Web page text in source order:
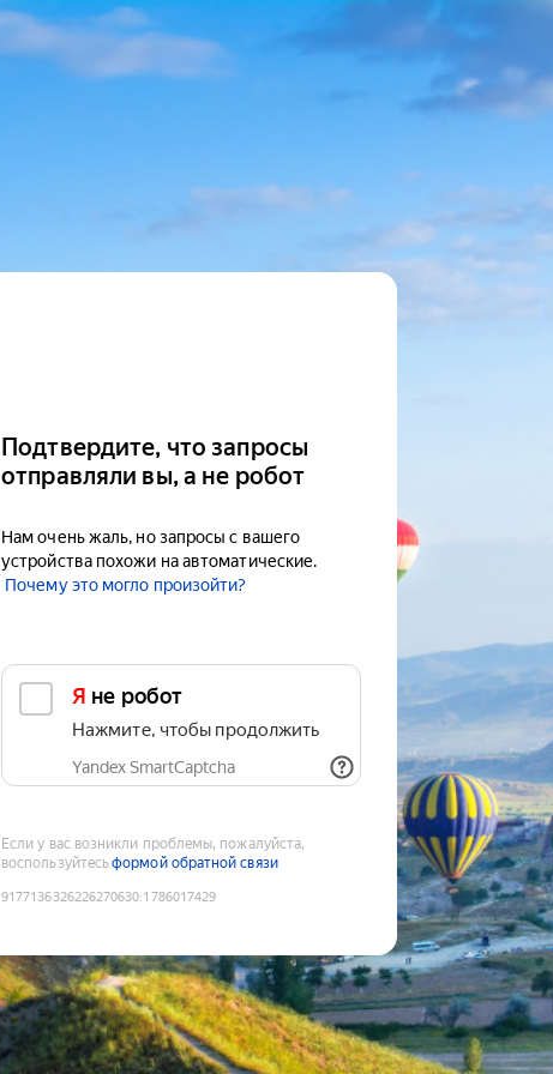
Подтвердите, что запросы
отправляли вы, а не робот
Нам очень жаль, но запросы с вашего
устройства похожи на автоматические.
Почему это могло произойти?
Я не робот
Нажмите, чтобы продолжить
Yandex SmartCaptcha
Если у вас возникли проблемы, пожалуйста,
воспользуйтесьформой обратной связи
9177136326226270630:1786017429